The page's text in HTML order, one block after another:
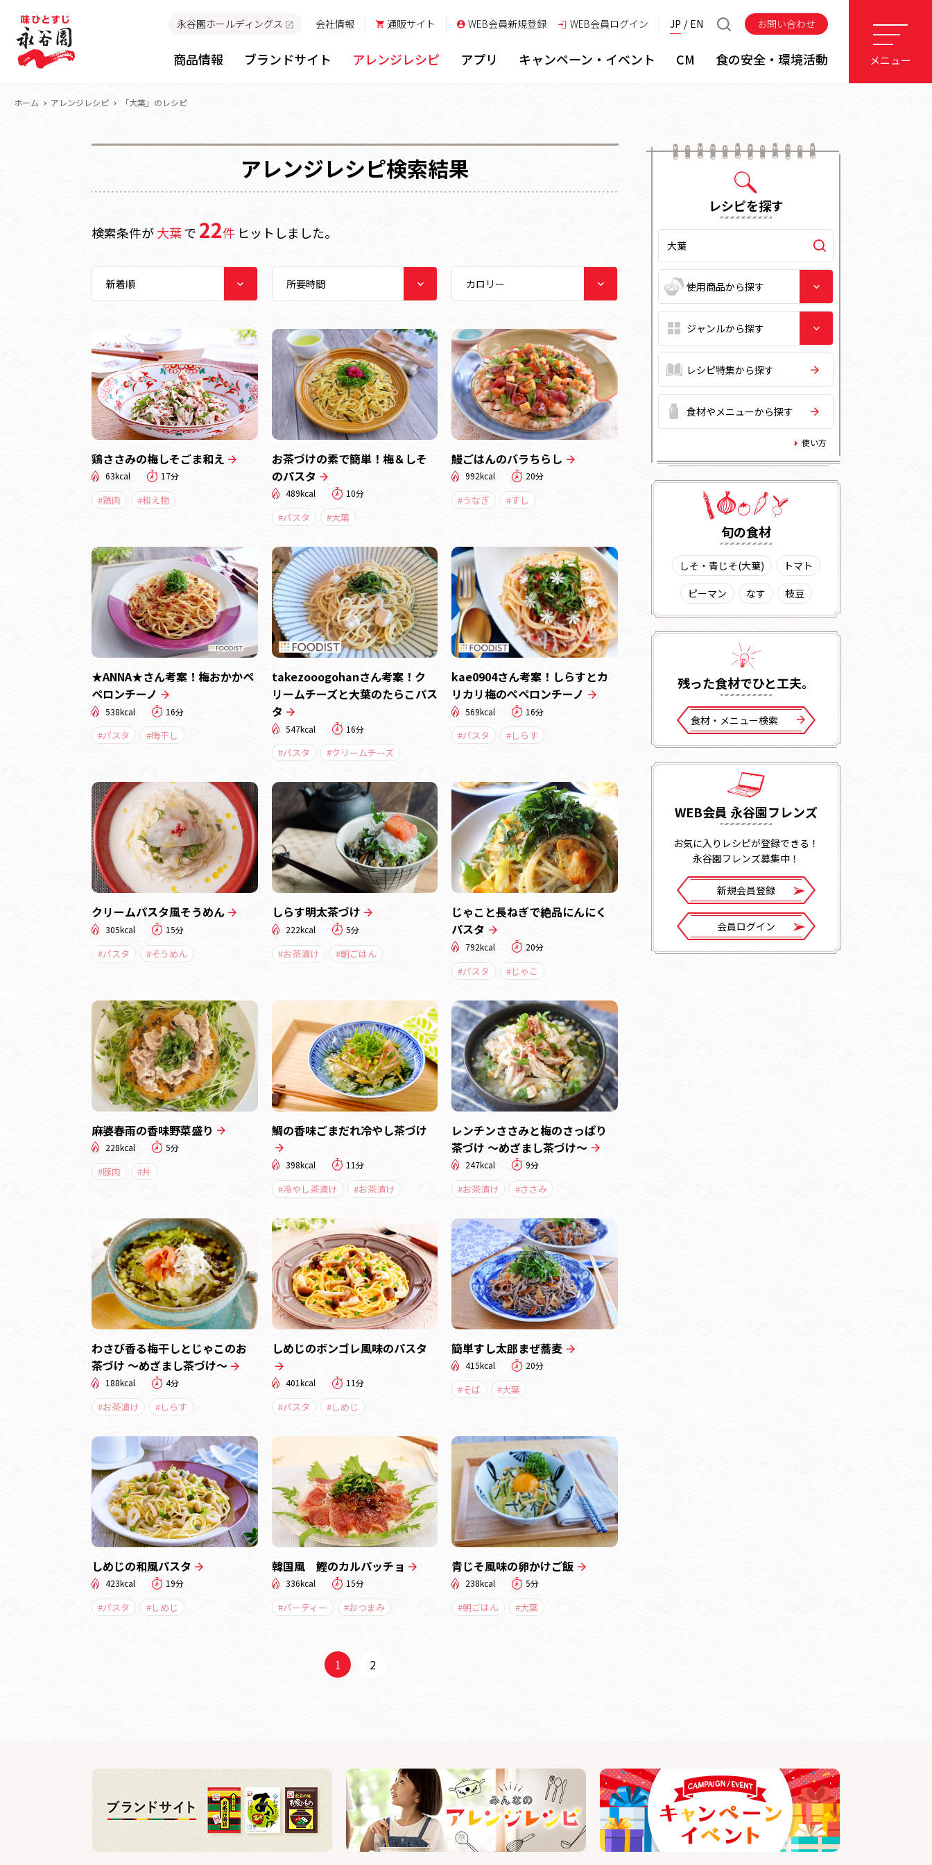
永谷園ホールディングス 会社情報 通販サイト WEB会員新規登録 WEB会員ログイン JP EN お問い合わせ
商品情報 ブランドサイト アレンジレシピ アプリ キャンペーン・イベント CM 食の安全・環境活動 メニュー
ホーム アレンジレシピ 「大葉」のレシピ
アレンジレシピ検索結果
検索条件が大葉で 22件 ヒットしました。
鶏ささみの梅しそごま和え
63kcal 17分
#鶏肉 #和え物
お茶づけの素で簡単！梅＆しそ
のパスタ
489kcal 10分
#パスタ #大葉
鰻ごはんのバラちらし
992kcal 20分
#うなぎ #すし
★ANNA★さん考案！梅おかかペ
ペロンチーノ
538kcal 16分
#パスタ #梅干し
takezooogohanさん考案！ク
リームチーズと大葉のたらこパス
タ
547kcal 16分
#パスタ #クリームチーズ
kae0904さん考案！しらすとカ
リカリ梅のぺペロンチーノ
569kcal 16分
#パスタ #しらす
クリームパスタ風そうめん
305kcal 15分
#パスタ #そうめん
しらす明太茶づけ
222kcal 5分
#お茶漬け #朝ごはん
じゃこと長ねぎで絶品にんにく
パスタ
792kcal 20分
#パスタ #じゃこ
麻婆春雨の香味野菜盛り
228kcal 5分
#豚肉 #丼
鯛の香味ごまだれ冷やし茶づけ
398kcal 11分
#冷やし茶漬け #お茶漬け
レンチンささみと梅のさっぱり
茶づけ ～めざまし茶づけ～
247kcal 9分
#お茶漬け #ささみ
わさび香る梅干しとじゃこのお
茶づけ ～めざまし茶づけ～
188kcal 4分
#お茶漬け #しらす
しめじのボンゴレ風味のパスタ
401kcal 11分
#パスタ #しめじ
簡単すし太郎まぜ蕎麦
415kcal 20分
#そば #大葉
しめじの和風パスタ
423kcal 19分
#パスタ #しめじ
韓国風 鰹のカルパッチョ
336kcal 15分
#パーティー #おつまみ
青じそ風味の卵かけご飯
238kcal 5分
#朝ごはん #大葉
1 2
レシピを探す
レシピ特集から探す
食材やメニューから探す
使い方
旬の⾷材
しそ・青じそ(大葉)
トマト
ピーマン
なす 枝豆
残った⾷材でひと⼯夫。
⾷材・メニュー検索
WEB会員 永谷園フレンズ
お気に入りレシピが登録できる！
永谷園フレンズ募集中！
新規会員登録
会員ログイン